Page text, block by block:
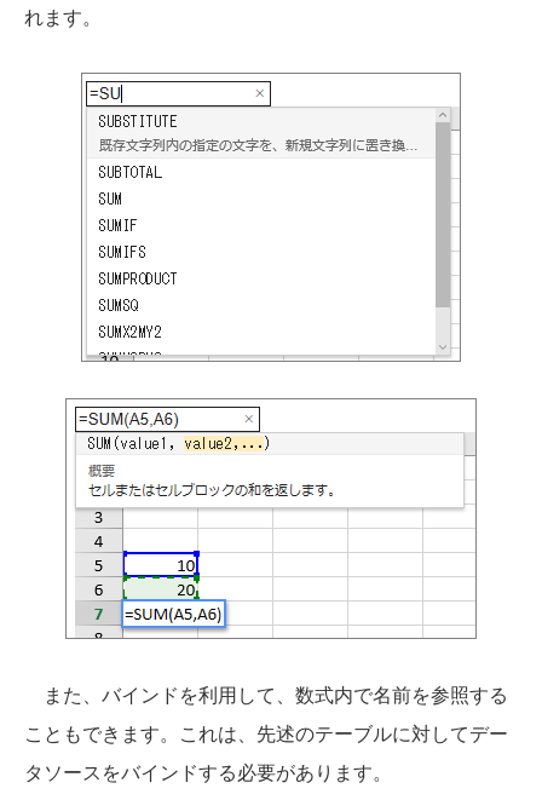
れます。
また、バインドを利用して、数式内で名前を参照する
こともできます。これは、先述のテーブルに対してデー
タソースをバインドする必要があります。